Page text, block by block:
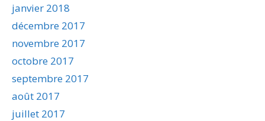
janvier 2018
décembre 2017
novembre 2017
octobre 2017
septembre 2017
août 2017
juillet 2017